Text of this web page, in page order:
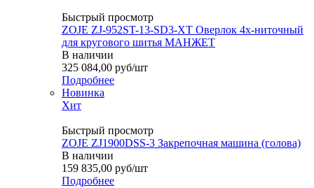
Быстрый просмотр
ZOJE ZJ-952ST-13-SD3-XT Оверлок 4х-ниточный
для кругового шитья МАНЖЕТ
В наличии
325 084,00 руб/шт
Подробнее
Новинка
Хит
Быстрый просмотр
ZOJE ZJ1900DSS-3 Закрепочная машина (голова)
В наличии
159 835,00 руб/шт
Подробнее